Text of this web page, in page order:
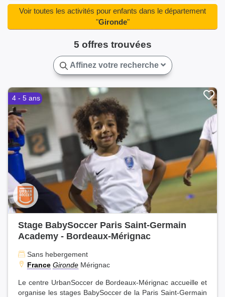
Le Teich(1)
Lormont(1)
Marcheprime(1)
Mios(1)
Pessac(3)
Podensac(2) Portets(2)
Saint-Selve(2)
Talence(2) Toulenne(2)
5 offres trouvées
Voir toutes les activités pour enfants dans le département
"Gironde"
Affinez votre recherche
4 - 5 ans
Stage BabySoccer Paris Saint-Germain
Academy - Bordeaux-Mérignac
Sans hebergement
France Gironde Mérignac
Le centre UrbanSoccer de Bordeaux-Mérignac accueille et
organise les stages BabySoccer de la Paris Saint-Germain